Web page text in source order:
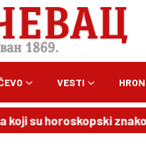
VESTI
znakovi